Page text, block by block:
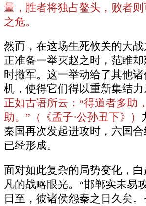
量，胜者将独占鳌头，败者则
之危。
然而，在这场生死攸关的大战
正准备一举灭赵之时，范睢
时撤军。这一举动给了其他诸
机，使得它们得以重新集结力
正如古语所云：“得道者多助
助。”（《孟子·公孙丑下》）
秦国再次发起进攻时，六国
已经形成。
面对如此复杂的局势变化，
凡的战略眼光。“邯郸实未易
日至，彼诸侯怨秦之日久矣